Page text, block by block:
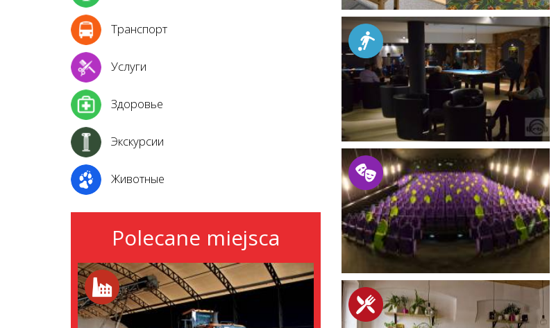
Транспорт
Услуги
Здоровье
Экскурсии
Животные
Polecane miejsca